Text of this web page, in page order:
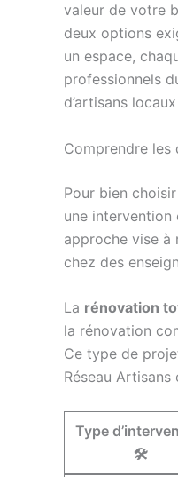
valeur de votre
deux options
un espace,
professionnels
d’artisans
Comprendre
Pour bien
une intervention
approche vise à
chez des
La rénovation
la rénovation
Ce type de
Réseau
Type
🛠️